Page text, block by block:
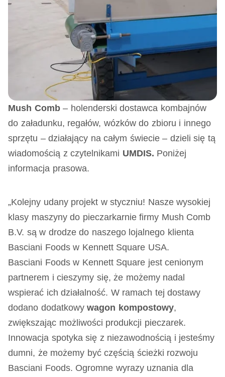
Mush Comb– holenderski dostawca kombajnów
do załadunku, regałów, wózków do zbioru i innego
sprzętu – działający na całym świecie – dzieli się tą
wiadomością z czytelnikami UMDIS. Poniżej
informacja prasowa.
„Kolejny udany projekt w styczniu! Nasze wysokiej
klasy maszyny do pieczarkarnie firmy Mush Comb
B.V. są w drodze do naszego lojalnego klienta
Basciani Foods w Kennett Square USA.
Basciani Foods w Kennett Square jest cenionym
partnerem i cieszymy się, że możemy nadal
wspierać ich działalność. W ramach tej dostawy
dodano dodatkowywagon kompostowy,
zwiększając możliwości produkcji pieczarek.
Innowacja spotyka się z niezawodnością i jesteśmy
dumni, że możemy być częścią ścieżki rozwoju
Basciani Foods. Ogromne wyrazy uznania dla